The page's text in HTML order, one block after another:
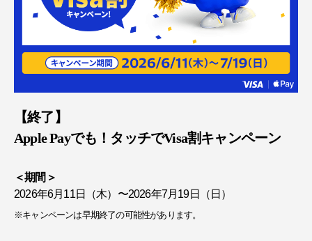
【終了】
Apple Payでも！タッチでVisa割キャンペーン
＜期間＞
2026年6月11日（木）〜2026年7月19日（日）
※キャンペーンは早期終了の可能性があります。